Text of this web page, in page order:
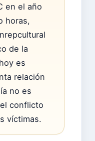
en el año
horas,
de la
es
relación
no es
conflicto
víctimas.